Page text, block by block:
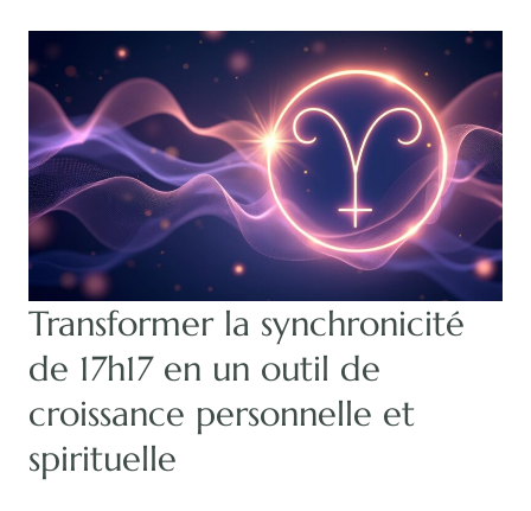
Transformer la synchronicité
de 17h17 en un outil de
croissance personnelle et
spirituelle